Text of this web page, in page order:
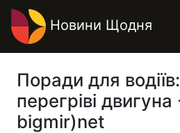
Новини Щодня
Поради для
перегріві
bigmir)net